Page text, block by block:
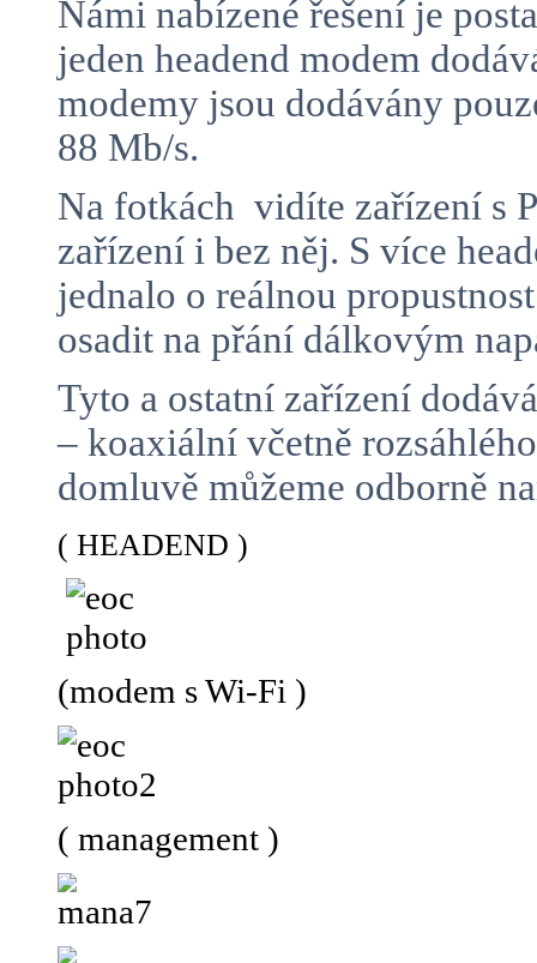
Námi nabízené řešení je
jeden headend modem
modemy jsou dodávány
88 Mb/s.
Na fotkách vidíte zařízení s
zařízení i bez něj. S více
jednalo o reálnou
osadit na přání dálkovým
Tyto a ostatní zařízení
– koaxiální včetně
domluvě můžeme odborně
( HEADEND )
(modem s Wi-Fi )
( management )